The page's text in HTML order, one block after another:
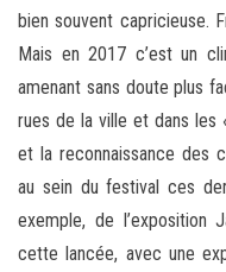
bien souvent capricieuse.
Mais en 2017 c’est un
amenant sans doute plus
rues de la ville et dans les
et la reconnaissance des
au sein du festival ces
exemple, de l’exposition
cette lancée, avec une